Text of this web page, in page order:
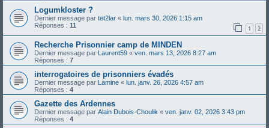
Logumkloster ?
Dernier message par tet2lar « lun. mars 30, 2026 1:15 am
Réponses : 11 1 2
Recherche Prisonnier camp de MINDEN
Dernier message par Laurent59 « ven. mars 13, 2026 8:27 am
Réponses : 7
interrogatoires de prisonniers évadés
Dernier message par Lamine « lun. janv. 26, 2026 4:57 am
Réponses : 4
Gazette des Ardennes
Dernier message par Alain Dubois-Choulik « ven. janv. 02, 2026 3:43 pm
Réponses : 4